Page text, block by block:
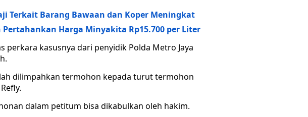
Terkait Barang Bawaan dan Koper Meningkat
Harga Minyakita Rp15.700 per Liter
kasusnya dari penyidik Polda Metro Jaya
dilimpahkan termohon kepada turut termohon
dalam petitum bisa dikabulkan oleh hakim.